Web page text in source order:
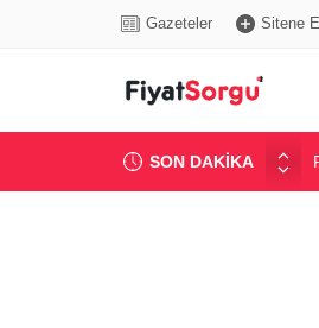
Gazeteler Sitene
SON DAKİKA